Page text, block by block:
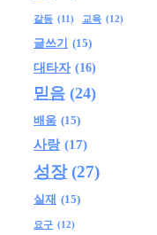
갈등 (11) 교육 (12)
글쓰기
(15)
대타자 (16)
믿음 (24)
배움 (15)
사랑 (17)
성장 (27)
실재 (15)
요구 (12)